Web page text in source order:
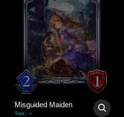
Misguided Maiden
Trait : -